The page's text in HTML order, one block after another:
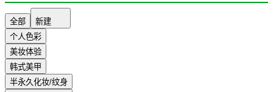
全部
新建
个人色彩
美妆体验
韩式美甲
半永久化妆/纹身